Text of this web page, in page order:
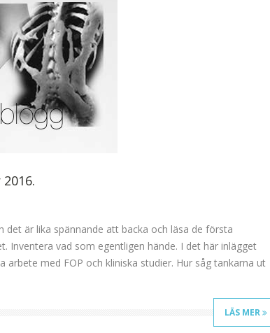
det är lika spännande att backa och läsa de första
Inventera vad som egentligen hände. I det här inlägget
med FOP och kliniska studier. Hur såg tankarna ut
LÄS MER